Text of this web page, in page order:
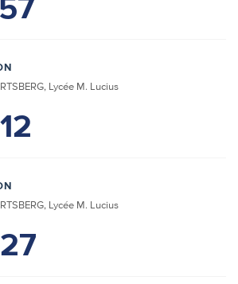
Lycée M. Lucius
Lycée M. Lucius